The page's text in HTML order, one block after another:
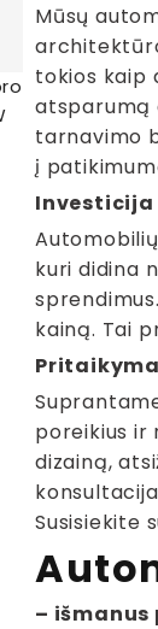
Mūsų
tokios kaip
atsparumą
tarnavimo
į
kuri didina
kainą. Tai
poreikius ir
dizainą,
Susisiekite
–